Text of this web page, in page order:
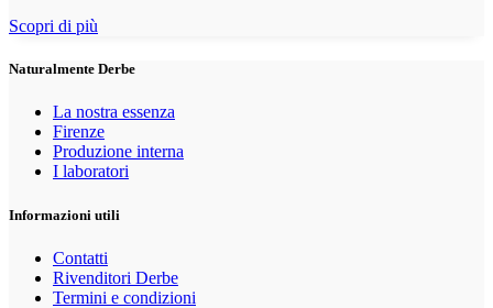
Scopri di più
Naturalmente Derbe
La nostra essenza
Firenze
Produzione interna
I laboratori
Informazioni utili
Contatti
Rivenditori Derbe
Termini e condizioni